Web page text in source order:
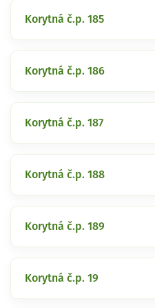
Korytná č.p. 185
Korytná č.p. 186
Korytná č.p. 187
Korytná č.p. 188
Korytná č.p. 189
Korytná č.p. 19